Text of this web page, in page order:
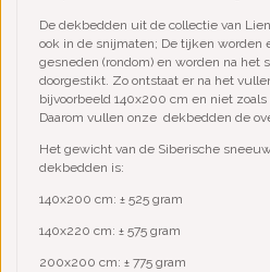
De dekbedden uit de collectie van
ook in de snijmaten; De tijken worden
gesneden (rondom) en worden na het
doorgestikt. Zo ontstaat er na het
bijvoorbeeld 140x200 cm en niet
Daarom vullen onze dekbedden de
Het gewicht van de Siberische
dekbedden is:
140x200 cm: ± 525 gram
140x220 cm: ± 575 gram
200x200 cm: ± 775 gram